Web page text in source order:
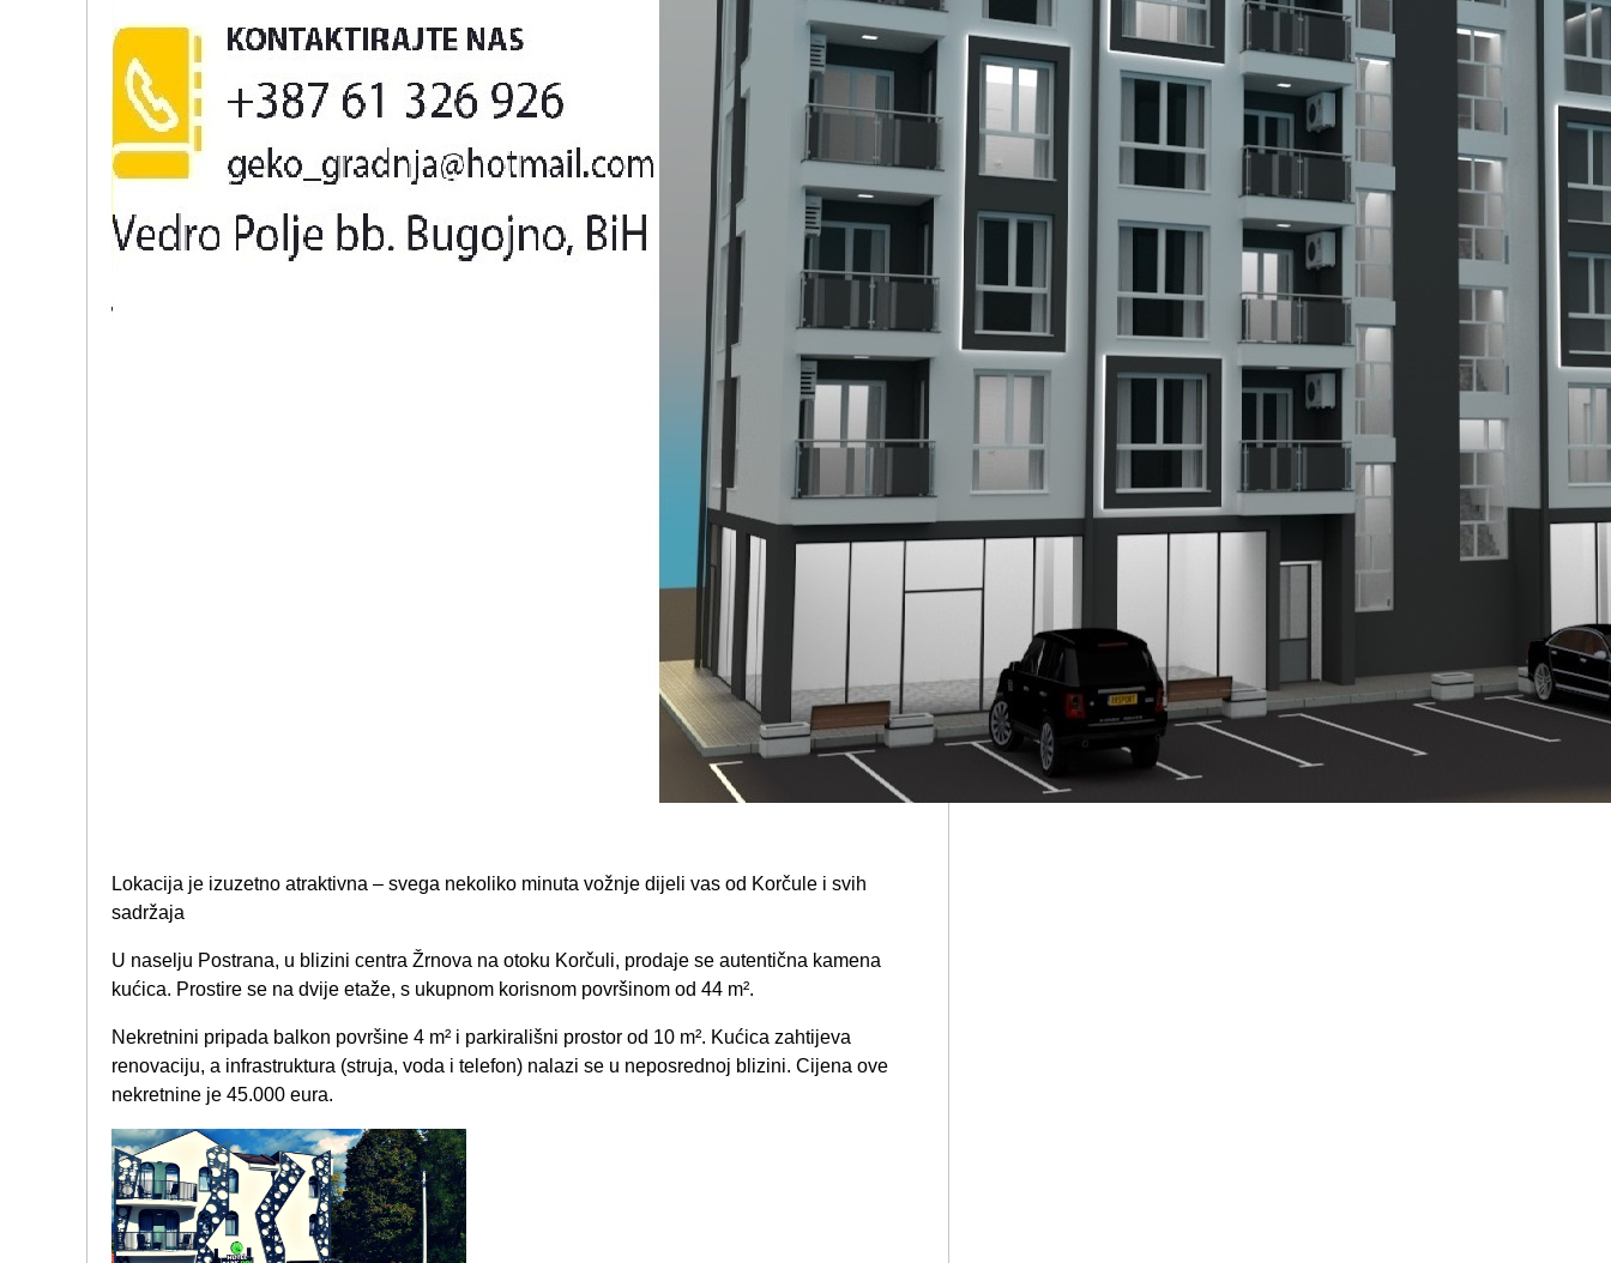
Lokacija je izuzetno atraktivna – svega nekoliko minuta vožnje dijeli vas od Korčule i svih
sadržaja
U naselju Postrana, u blizini centra Žrnova na otoku Korčuli, prodaje se autentična kamena
kućica. Prostire se na dvije etaže, s ukupnom korisnom površinom od 44 m².
Nekretnini pripada balkon površine 4 m² i parkirališni prostor od 10 m². Kućica zahtijeva
renovaciju, a infrastruktura (struja, voda i telefon) nalazi se u neposrednoj blizini. Cijena ove
nekretnine je 45.000 eura.